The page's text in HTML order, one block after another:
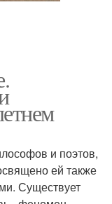
и поэтов,
ей также
Существует